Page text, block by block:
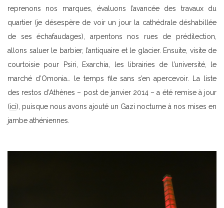
reprenons nos marques, évaluons l’avancée des travaux du
quartier (je désespère de voir un jour la cathédrale déshabillée
de ses échafaudages), arpentons nos rues de prédilection,
allons saluer le barbier, l’antiquaire et le glacier. Ensuite, visite de
courtoisie pour Psiri, Exarchia, les librairies de l’université, le
marché d’Omonia… le temps file sans s’en apercevoir. La liste
des restos d’Athènes – post de janvier 2014 – a été remise à jour
(ici), puisque nous avons ajouté un Gazi nocturne à nos mises en
jambe athéniennes.